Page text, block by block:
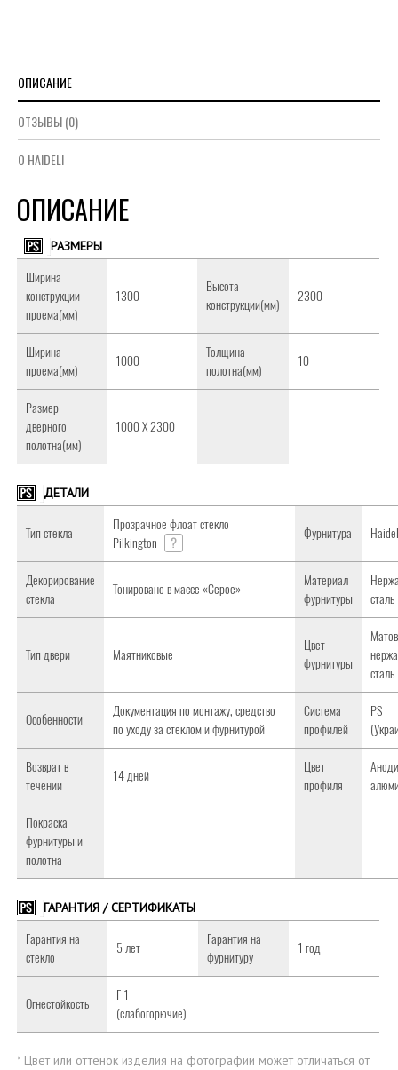
ОПИСАНИЕ
ОТЗЫВЫ (0)
О HAIDELI
ОПИСАНИЕ
РАЗМЕРЫ
Ширина
конструкции
проема(мм)
1300
Высота
конструкции(мм)
2300
Ширина
проема(мм)
1000
Толщина
полотна(мм)
10
Размер
дверного
полотна(мм)
1000 Х 2300
ДЕТАЛИ
Тип стекла
Прозрачное флоат стекло
Pilkington
?
Фурнитура
Декорирование
стекла
Тонировано в массе «Серое»
Материал
фурнитуры
сталь
Тип двери Маятниковые
Цвет
фурнитуры
сталь
Особенности
Документация по монтажу, средство
по уходу за стеклом и фурнитурой
Система
профилей
PS
Возврат в
течении
14 дней
Цвет
профиля
Покраска
фурнитуры и
полотна
ГАРАНТИЯ / СЕРТИФИКАТЫ
Гарантия на
стекло
5 лет
Гарантия на
фурнитуру
1 год
Огнестойкость
Г 1
(слабогорючие)
* Цвет или оттенок изделия на фотографии может отличаться от